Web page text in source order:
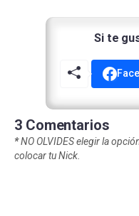
Si te
3 Comentarios
*NO OLVIDES elegir la
colocar tu Nick.